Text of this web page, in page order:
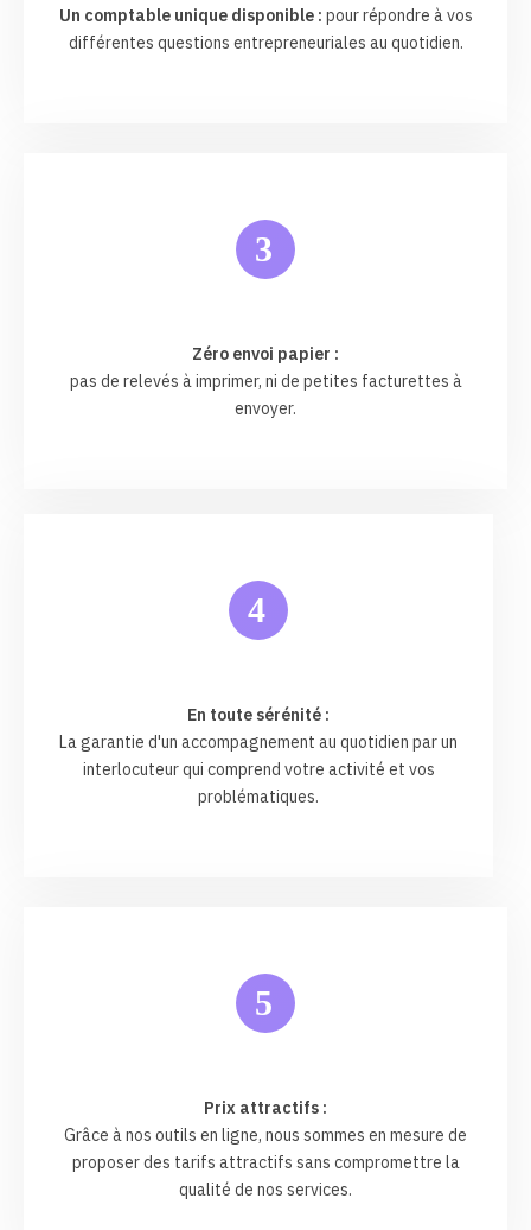
Un comptable unique disponible : pour répondre à vos
différentes questions entrepreneuriales au quotidien.
3
Zéro envoi papier :
pas de relevés à imprimer, ni de petites facturettes à
envoyer.
4
En toute sérénité :
La garantie d'un accompagnement au quotidien par un
interlocuteur qui comprend votre activité et vos
problématiques.
5
Prix attractifs :
Grâce à nos outils en ligne, nous sommes en mesure de
proposer des tarifs attractifs sans compromettre la
qualité de nos services.